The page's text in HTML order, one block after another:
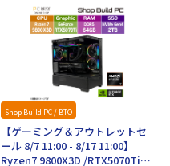
シリーズUltraバンド種類オーシャンバン
ドサイズ49mm通信方式GPS+Cellular素
材チタニウム
Shop Build PC / BTO
【ゲーミング＆アウトレットセ
ール 8/7 11:00 - 8/17 11:00】
Ryzen7 9800X3D /RTX5070Ti